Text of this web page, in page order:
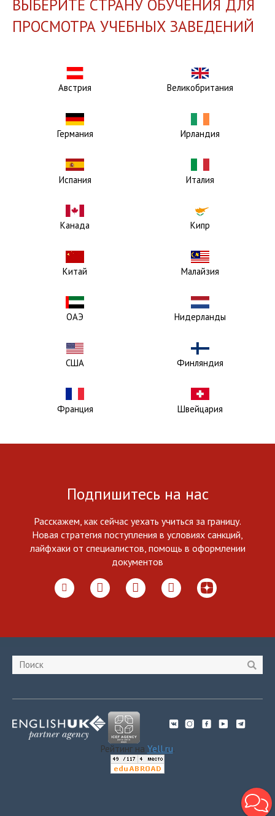
ВЫБЕРИТЕ СТРАНУ ОБУЧЕНИЯ ДЛЯ
ПРОСМОТРА УЧЕБНЫХ ЗАВЕДЕНИЙ
Австрия Великобритания
Германия Ирландия
Испания Италия
Канада Кипр
Китай Малайзия
ОАЭ Нидерланды
США Финляндия
Франция Швейцария
Подпишитесь на нас
Расскажем, как сейчас уехать учиться за границу.
Новая стратегия поступления в условиях санкций,
лайфхаки от специалистов, помощь в оформлении
документов
Рейтинг на Yell.ru.